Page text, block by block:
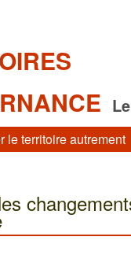
le territoire autrement